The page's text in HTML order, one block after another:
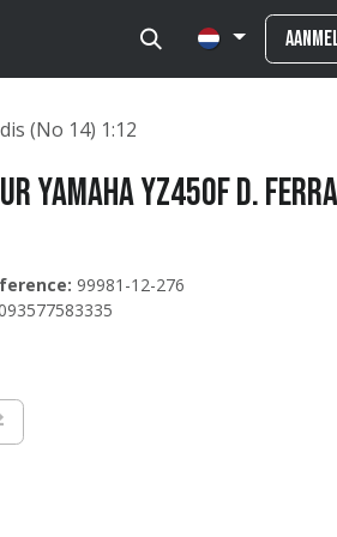
(No 14) 1:12
Yamaha YZ450F D.
99981-12-276